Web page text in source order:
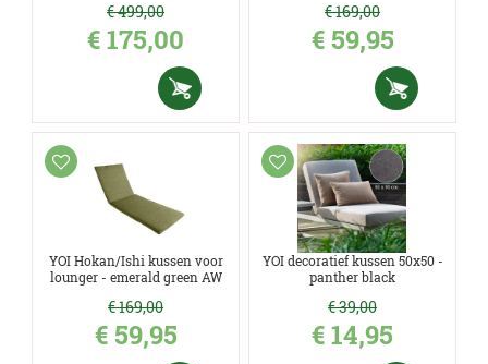
€499,00
€175,00
€169,00
€ 59,95
YOI Hokan/Ishi kussen voor
lounger - emerald green AW
€169,00
€ 59,95
YOI decoratief kussen 50x50 -
panther black
€39,00
€14,95